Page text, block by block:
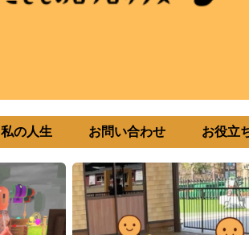
私の人生 お問い合わせ お役立